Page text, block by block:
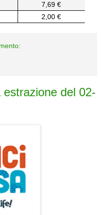
7,69 €
2,00 €
del 02-